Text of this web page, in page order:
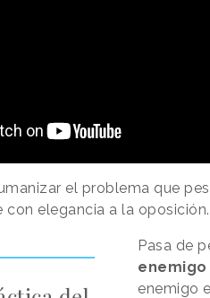
el problema que
elegancia a la oposición.
Pasa de
enemigo
enemigo